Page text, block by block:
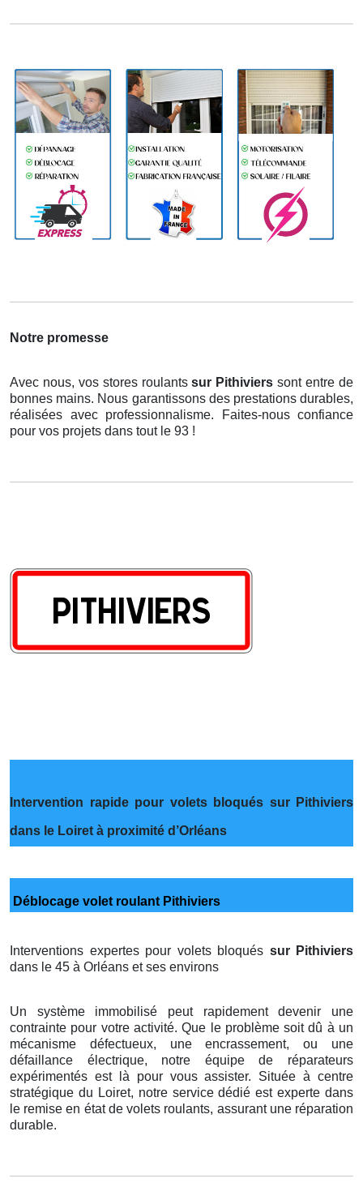
Notre promesse
Avec nous, vos stores roulantssur Pithivierssont entre de
bonnes mains. Nous garantissons des prestations durables,
réalisées avec professionnalisme. Faites-nous confiance
pour vos projets dans tout le 93 !
Intervention rapide pour volets bloqués sur Pithiviers
dans le Loiret à proximité d’Orléans
Déblocage volet roulant Pithiviers
Interventions expertes pour volets bloqués sur Pithiviers
dans le 45 à Orléans et ses environs
Un système immobilisé peut rapidement devenir une
contrainte pour votre activité. Que le problème soit dû à un
mécanisme défectueux, une encrassement, ou une
défaillance électrique, notre équipe de réparateurs
expérimentés est là pour vous assister. Située à centre
stratégique du Loiret, notre service dédié est experte dans
le remise en état de volets roulants, assurant une réparation
durable.